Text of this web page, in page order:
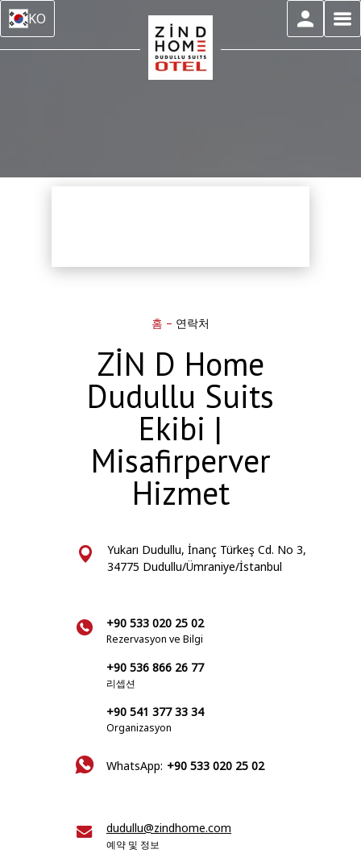
KO
홈 – 연락처
ZİN D Home
Dudullu Suits
Ekibi |
Misafirperver
Hizmet
Yukarı Dudullu, İnanç Türkeş Cd. No 3,
34775 Dudullu/Ümraniye/İstanbul
+90 533 020 25 02
Rezervasyon ve Bilgi
+90 536 866 26 77
리셉션
+90 541 377 33 34
Organizasyon
WhatsApp: +90 533 020 25 02
dudullu@zindhome.com
예약 및 정보